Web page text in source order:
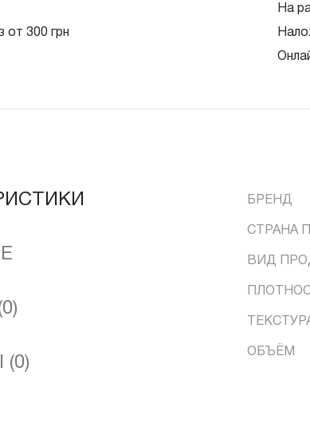
от 300 грн
На
БРЕНД
СТРАНА
ВИД
ОБЪЁМ